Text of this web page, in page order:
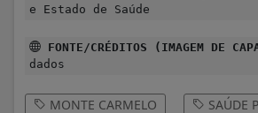
e Estado de Saúde
FONTE/CRÉDITOS (IMAGEM DE
dados
MONTE CARMELO SAÚDE